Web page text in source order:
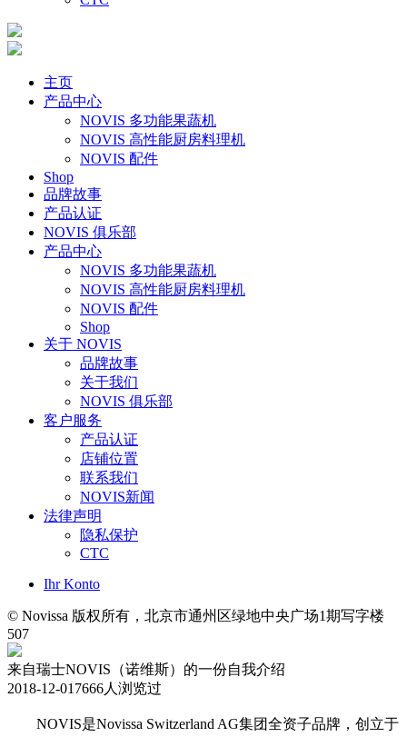
主页
产品中心
NOVIS 多功能果蔬机
NOVIS 高性能厨房料理机
NOVIS 配件
Shop
品牌故事
产品认证
NOVIS 俱乐部
产品中心
NOVIS 多功能果蔬机
NOVIS 高性能厨房料理机
NOVIS 配件
Shop
关于 NOVIS
品牌故事
关于我们
NOVIS 俱乐部
客户服务
产品认证
店铺位置
联系我们
NOVIS新闻
法律声明
隐私保护
CTC
Ihr Konto
© Novissa 版权所有，北京市通州区绿地中央广场1期写字楼
507
来自瑞士NOVIS（诺维斯）的一份自我介绍
2018-12-01 7666人浏览过
NOVIS是Novissa Switzerland AG集团全资子品牌，创立于